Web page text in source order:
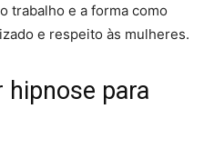
trabalho e a forma como
e respeito às mulheres.
hipnose para